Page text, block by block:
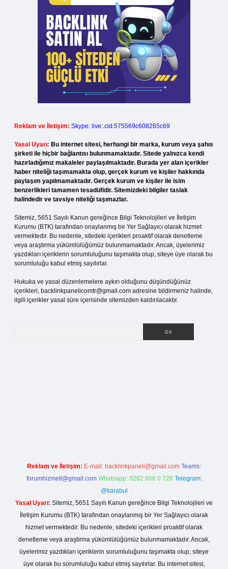
Reklam ve İletişim: Skype: live:.cid.575569c608265c69
Yasal Uyarı: Bu internet sitesi, herhangi bir marka, kurum veya şahıs
şirketi ile hiçbir bağlantısı bulunmamaktadır. Sitede yalnızca kendi
hazırladığımız makaleler paylaşılmaktadır. Burada yer alan içerikler
haber niteliği taşımamakta olup, gerçek kurum ve kişiler hakkında
paylaşım yapılmamaktadır. Gerçek kurum ve kişiler ile isim
benzerlikleri tamamen tesadüfidir. Sitemizdeki bilgiler taslak
halindedir ve tavsiye niteliği taşımazlar.
Sitemiz, 5651 Sayılı Kanun gereğince Bilgi Teknolojileri ve İletişim
Kurumu (BTK) tarafından onaylanmış bir Yer Sağlayıcı olarak hizmet
vermektedir. Bu nedenle, sitedeki içerikleri proaktif olarak denetleme
veya araştırma yükümlülüğümüz bulunmamaktadır. Ancak, üyelerimiz
yazdıkları içeriklerin sorumluluğunu taşımakta olup, siteye üye olarak bu
sorumluluğu kabul etmiş sayılırlar.
Hukuka ve yasal düzenlemelere aykırı olduğunu düşündüğünüz
içerikleri, backlinkpanelicomtr@gmail.com adresine bildirmeniz halinde,
ilgili içerikler yasal süre içerisinde sitemizden kaldırılacaktır.
Reklam ve İletişim: E-mail: backlinkpaneli@gmail.com Teams:
forumhizmeti@gmail.com Whatsapp: 0262 606 0 726 Telegram:
@karabul
Yasal Uyarı: Sitemiz, 5651 Sayılı Kanun gereğince Bilgi Teknolojileri ve
İletişim Kurumu (BTK) tarafından onaylanmış bir Yer Sağlayıcı olarak
hizmet vermektedir. Bu nedenle, sitedeki içerikleri proaktif olarak
denetleme veya araştırma yükümlülüğümüz bulunmamaktadır. Ancak,
üyelerimiz yazdıkları içeriklerin sorumluluğunu taşımakta olup, siteye
üye olarak bu sorumluluğu kabul etmiş sayılırlar. Bu internet sitesi,